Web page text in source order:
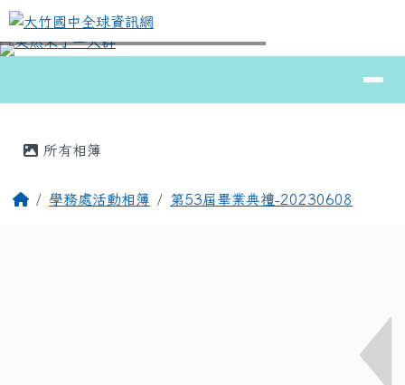
跳至主內容區
大竹國中全球資訊網
⏸
所有相簿
回首頁學務處活動相簿 第53屆畢業典禮-20230608